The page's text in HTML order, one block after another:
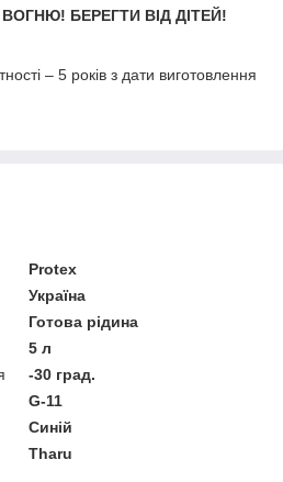
БЕРЕГТИ ВІД ДІТЕЙ!
– 5 років з дати виготовлення
Protex
Україна
Готова рідина
5 л
-30 град.
G-11
Синій
Tharu